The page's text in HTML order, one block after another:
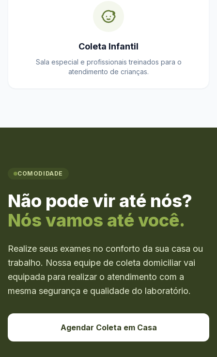
Coleta Infantil
Sala especial e profissionais treinados para o
atendimento de crianças.
COMODIDADE
Não pode vir até nós?
Nós vamos até você.
Realize seus exames no conforto da sua casa ou
trabalho. Nossa equipe de coleta domiciliar vai
equipada para realizar o atendimento com a
mesma segurança e qualidade do laboratório.
Agendar Coleta em Casa